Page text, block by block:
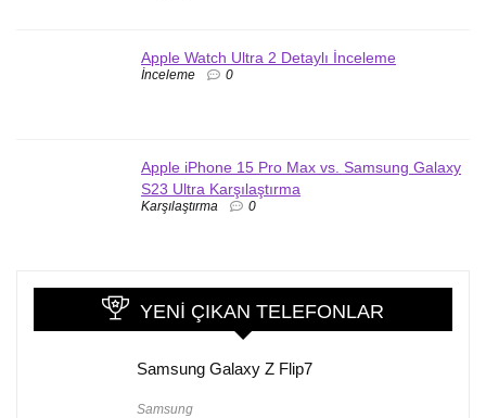
Apple Watch Ultra 2 Detaylı İnceleme
İnceleme 0
Apple iPhone 15 Pro Max vs. Samsung Galaxy
S23 Ultra Karşılaştırma
Karşılaştırma 0
YENI ÇIKAN TELEFONLAR
Samsung Galaxy Z Flip7
Samsung